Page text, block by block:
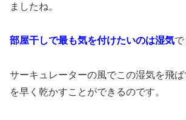
ましたね。
部屋干しで最も気を付けたいのは湿気で
サーキュレーターの風でこの湿気を飛
を早く乾かすことができるのです。